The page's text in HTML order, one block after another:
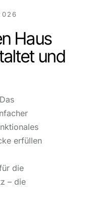
Haus
und
erfüllen
die
– die